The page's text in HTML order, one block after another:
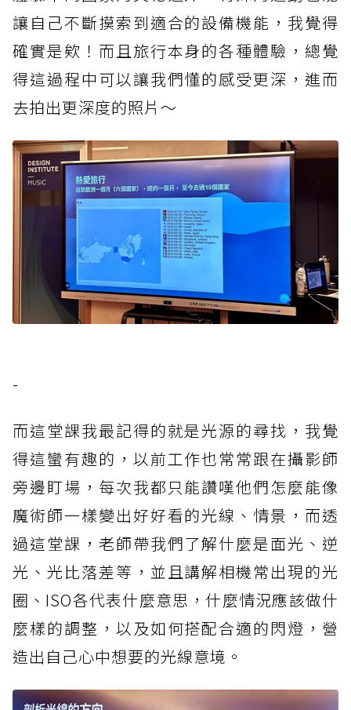
讓自己不斷摸索到適合的設備機能，我覺得
確實是欸！而且旅行本身的各種體驗，總覺
得這過程中可以讓我們懂的感受更深，進而
去拍出更深度的照片～
-
而這堂課我最記得的就是光源的尋找，我覺
得這蠻有趣的，以前工作也常常跟在攝影師
旁邊盯場，每次我都只能讚嘆他們怎麼能像
魔術師一樣變出好好看的光線、情景，而透
過這堂課，老師帶我們了解什麼是面光、逆
光、光比落差等，並且講解相機常出現的光
圈、ISO各代表什麼意思，什麼情況應該做什
麼樣的調整，以及如何搭配合適的閃燈，營
造出自己心中想要的光線意境。